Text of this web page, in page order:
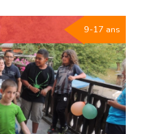
9-17 ans